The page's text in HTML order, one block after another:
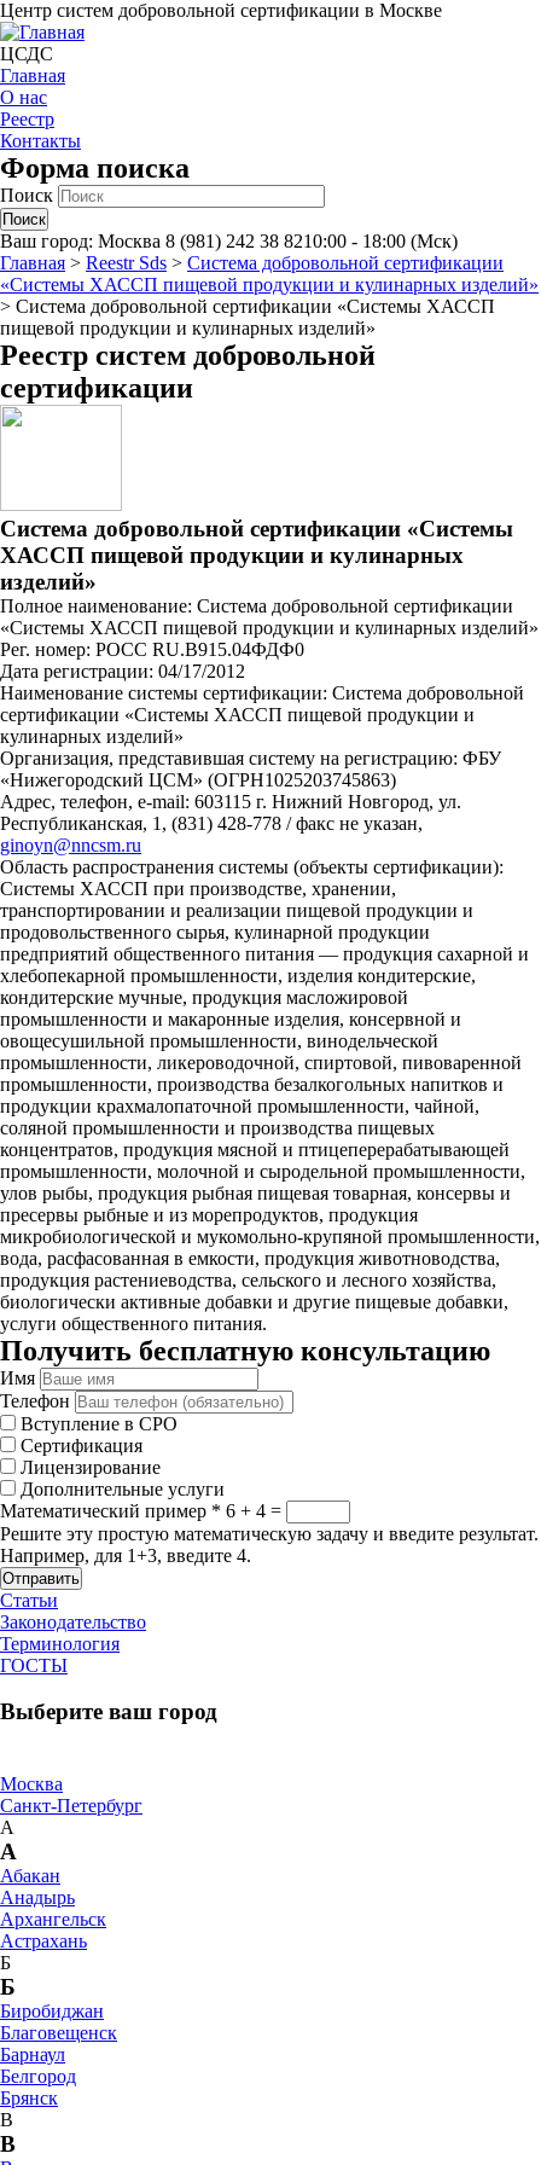
Центр систем добровольной сертификации в Москве
ЦСДС
Главная
О нас
Реестр
Контакты
Форма поиска
Поиск
Ваш город: Москва 8 (981) 242 38 8210:00 - 18:00 (Мск)
Главная > Reestr Sds > Система добровольной сертификации
«Системы ХАССП пищевой продукции и кулинарных изделий»
> Система добровольной сертификации «Системы ХАССП
пищевой продукции и кулинарных изделий»
Реестр систем добровольной
сертификации
Система добровольной сертификации «Системы
ХАССП пищевой продукции и кулинарных
изделий»
Полное наименование: Система добровольной сертификации
«Системы ХАССП пищевой продукции и кулинарных изделий»
Рег. номер: РОСС RU.В915.04ФДФ0
Дата регистрации: 04/17/2012
Наименование системы сертификации: Система добровольной
сертификации «Системы ХАССП пищевой продукции и
кулинарных изделий»
Организация, представившая систему на регистрацию: ФБУ
«Нижегородский ЦСМ» (ОГРН1025203745863)
Адрес, телефон, e-mail: 603115 г. Нижний Новгород, ул.
Республиканская, 1, (831) 428-778 / факс не указан,
ginoyn@nncsm.ru
Область распространения системы (объекты сертификации):
Системы ХАССП при производстве, хранении,
транспортировании и реализации пищевой продукции и
продовольственного сырья, кулинарной продукции
предприятий общественного питания — продукция сахарной и
хлебопекарной промышленности, изделия кондитерские,
кондитерские мучные, продукция масложировой
промышленности и макаронные изделия, консервной и
овощесушильной промышленности, винодельческой
промышленности, ликероводочной, спиртовой, пивоваренной
промышленности, производства безалкогольных напитков и
продукции крахмалопаточной промышленности, чайной,
соляной промышленности и производства пищевых
концентратов, продукция мясной и птицеперерабатывающей
промышленности, молочной и сыродельной промышленности,
улов рыбы, продукция рыбная пищевая товарная, консервы и
пресервы рыбные и из морепродуктов, продукция
микробиологической и мукомольно-крупяной промышленности,
вода, расфасованная в емкости, продукция животноводства,
продукция растениеводства, сельского и лесного хозяйства,
биологически активные добавки и другие пищевые добавки,
услуги общественного питания.
Получить бесплатную консультацию
Имя
Телефон
Вступление в СРО
Сертификация
Лицензирование
Дополнительные услуги
Математический пример * 6 + 4 =
Решите эту простую математическую задачу и введите результат.
Например, для 1+3, введите 4.
Отправить
Статьи
Законодательство
Терминология
ГОСТЫ
Выберите ваш город
Москва
Санкт-Петербург
А
А
Абакан
Анадырь
Архангельск
Астрахань
Б
Б
Биробиджан
Благовещенск
Барнаул
Белгород
Брянск
В
В